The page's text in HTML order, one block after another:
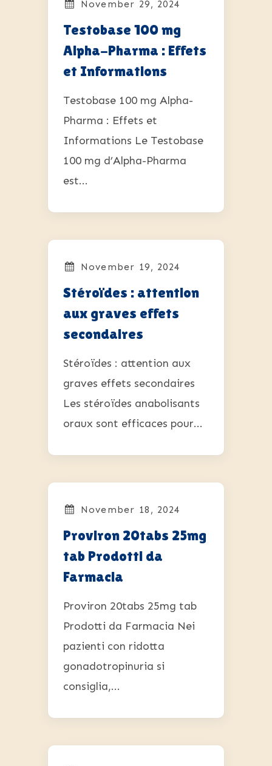
November 29, 2024
Testobase 100 mg
Alpha-Pharma : Effets
et Informations
Testobase 100 mg Alpha-
Pharma : Effets et
Informations Le Testobase
100 mg d’Alpha-Pharma
est...
November 19, 2024
Stéroïdes : attention
aux graves effets
secondaires
Stéroïdes : attention aux
graves effets secondaires
Les stéroïdes anabolisants
oraux sont efficaces pour...
November 18, 2024
Proviron 20tabs 25mg
tab Prodotti da
Farmacia
Proviron 20tabs 25mg tab
Prodotti da Farmacia Nei
pazienti con ridotta
gonadotropinuria si
consiglia,...